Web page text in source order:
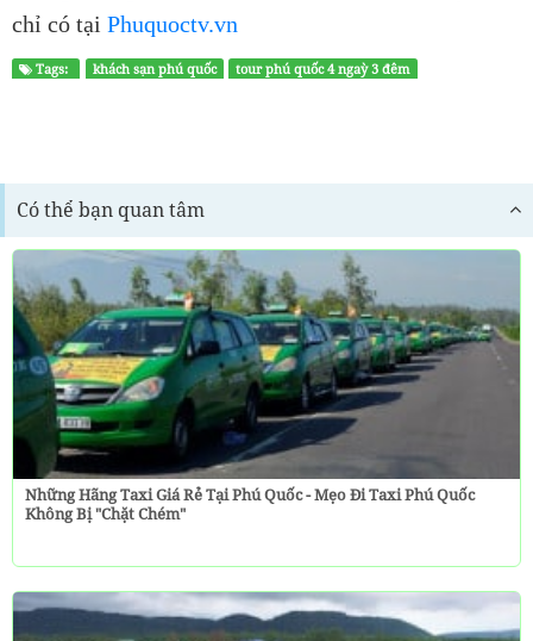
chỉ có tại Phuquoctv.vn
Tags: khách sạn phú quốc tour phú quốc 4 ngaỳ 3 đêm
Có thể bạn quan tâm
Những Hãng Taxi Giá Rẻ Tại Phú Quốc - Mẹo Đi Taxi Phú Quốc
Không Bị "chặt Chém"